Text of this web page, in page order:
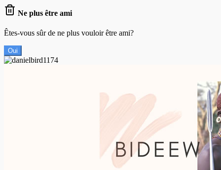
Ne plus être ami
Êtes-vous sûr de ne plus vouloir être ami?
Oui